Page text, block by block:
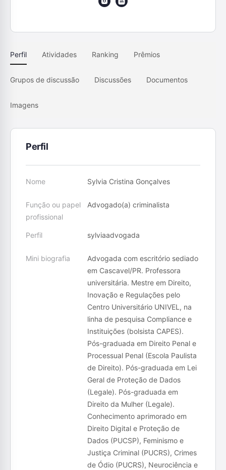
Perfil Atividades Ranking Prêmios
Grupos de discussão Discussões Documentos
Imagens
Perfil
Nome Sylvia Cristina Gonçalves
Função ou papel
profissional
Advogado(a) criminalista
Perfil sylviaadvogada
Mini biografia
Advogada com escritório sediado
em Cascavel/PR. Professora
universitária. Mestre em Direito,
Inovação e Regulações pelo
Centro Universitário UNIVEL, na
linha de pesquisa Compliance e
Instituições (bolsista CAPES).
Pós-graduada em Direito Penal e
Processual Penal (Escola Paulista
de Direito). Pós-graduada em Lei
Geral de Proteção de Dados
(Legale). Pós-graduada em
Direito da Mulher (Legale).
Conhecimento aprimorado em
Direito Digital e Proteção de
Dados (PUCSP), Feminismo e
Justiça Criminal (PUCRS), Crimes
de Ódio (PUCRS), Neurociência e